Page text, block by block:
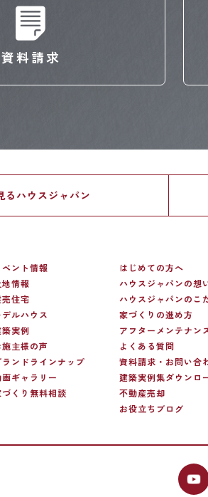
資料請求
る ハウスジャパン
ベント情報
地情報
売住宅
ルハウス
築実例
施主様の声
ランドラインナップ
ギャラリー
づくり無料相談
はじめての方へ
ハウスジャパンの想
ハウスジャパンのこ
家づくりの進め方
アフターメンテナン
よくある質問
資料請求・お問い合
建築実例集ダウンロ
不動産売却
お役立ちブログ